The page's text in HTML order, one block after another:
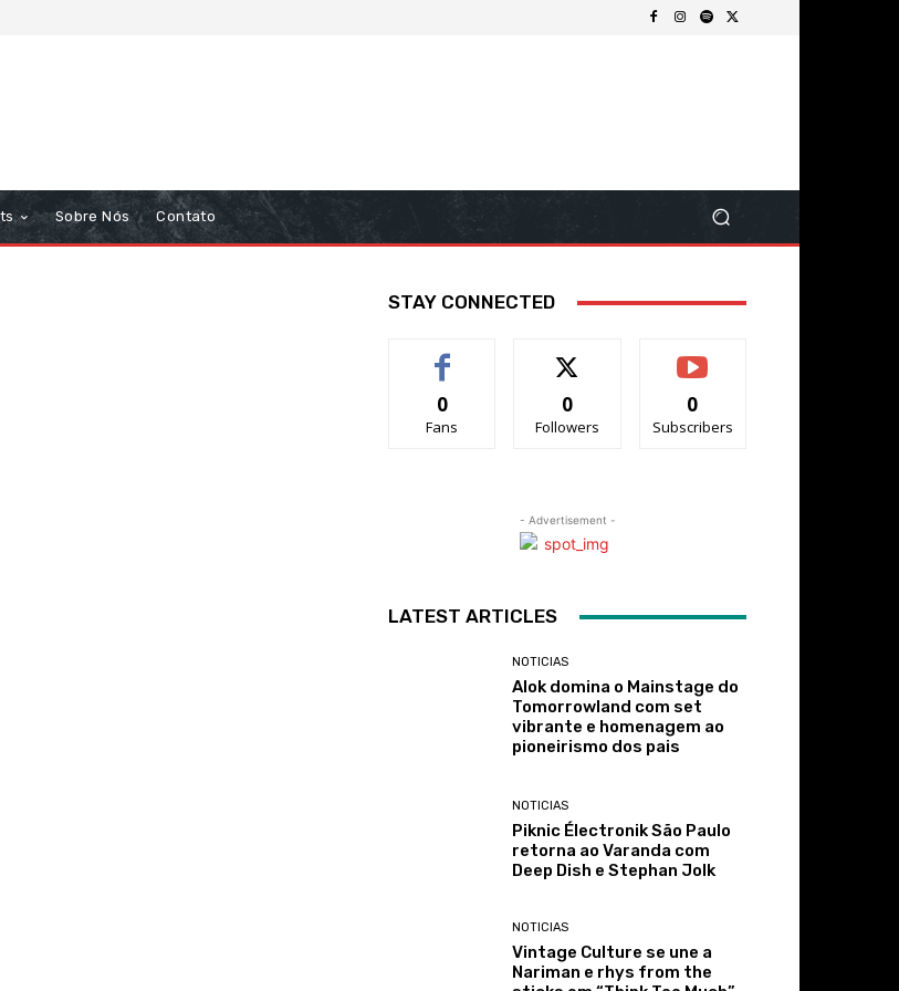
Sobre Nós Contato
STAY CONNECTED
0
Fans
0
Followers
0
Subscribers
- Advertisement -
LATEST ARTICLES
NOTICIAS
Alok domina o Mainstage do
Tomorrowland com set
vibrante e homenagem ao
pioneirismo dos pais
NOTICIAS
Piknic Électronik São Paulo
retorna ao Varanda com
Deep Dish e Stephan Jolk
NOTICIAS
Vintage Culture se une a
Nariman e rhys from the